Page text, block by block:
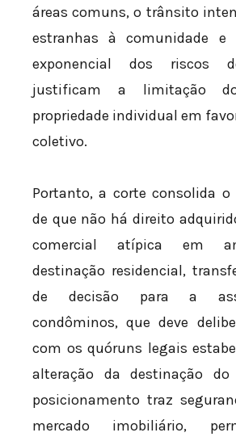
áreas comuns, o trânsito
estranhas à comunidade e
exponencial dos riscos
justificam a limitação
propriedade individual em
coletivo.
Portanto, a corte consolida o
de que não há direito
comercial atípica em
destinação residencial,
de decisão para a
condôminos, que deve
com os quóruns legais
alteração da destinação do
posicionamento traz
mercado imobiliário,